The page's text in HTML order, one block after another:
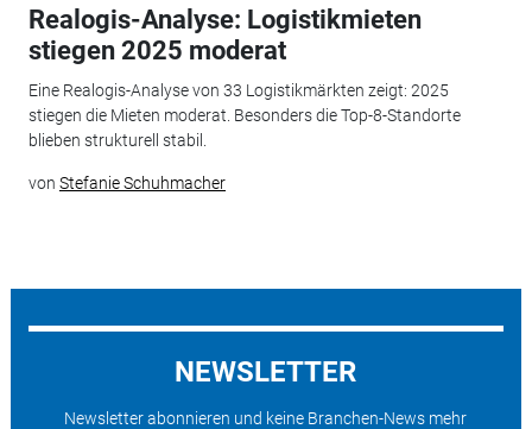
Realogis-Analyse: Logistikmieten
stiegen 2025 moderat
Eine Realogis-Analyse von 33 Logistikmärkten zeigt: 2025
stiegen die Mieten moderat. Besonders die Top-8-Standorte
blieben strukturell stabil.
von Stefanie Schuhmacher
NEWSLETTER
Newsletter abonnieren und keine Branchen-News mehr